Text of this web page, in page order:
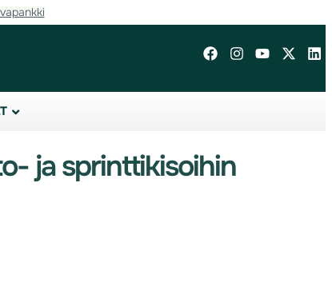
ja sprinttikisoihin